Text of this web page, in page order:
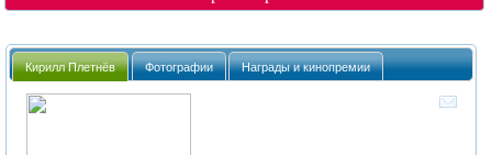
Кирилл Плетнёв Фотографии Награды и кинопремии